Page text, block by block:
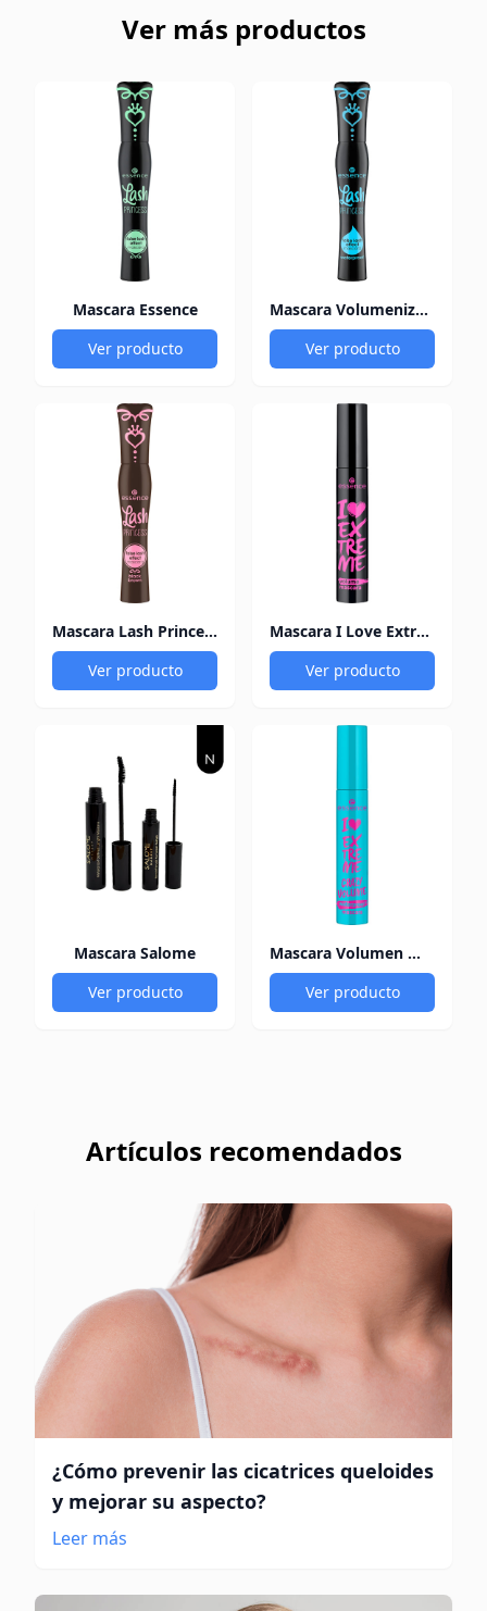
Ver más productos
Mascara Essence
Ver producto
Mascara Volumenizante
Ver producto
Mascara Lash Princess
Ver producto
Mascara I Love Extreme
Ver producto
Mascara Salome
Ver producto
Mascara Volumen WTP
Ver producto
Artículos recomendados
¿Cómo prevenir las cicatrices queloides
y mejorar su aspecto?
Leer más